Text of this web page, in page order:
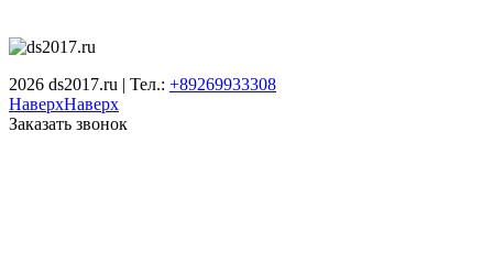
2026 ds2017.ru | Тел.: +89269933308
НаверхНаверх
Заказать звонок